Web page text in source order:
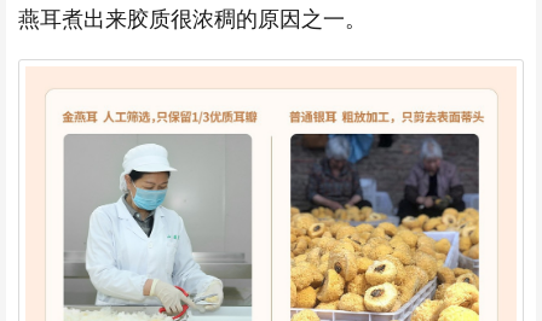
燕耳煮出来胶质很浓稠的原因之一。